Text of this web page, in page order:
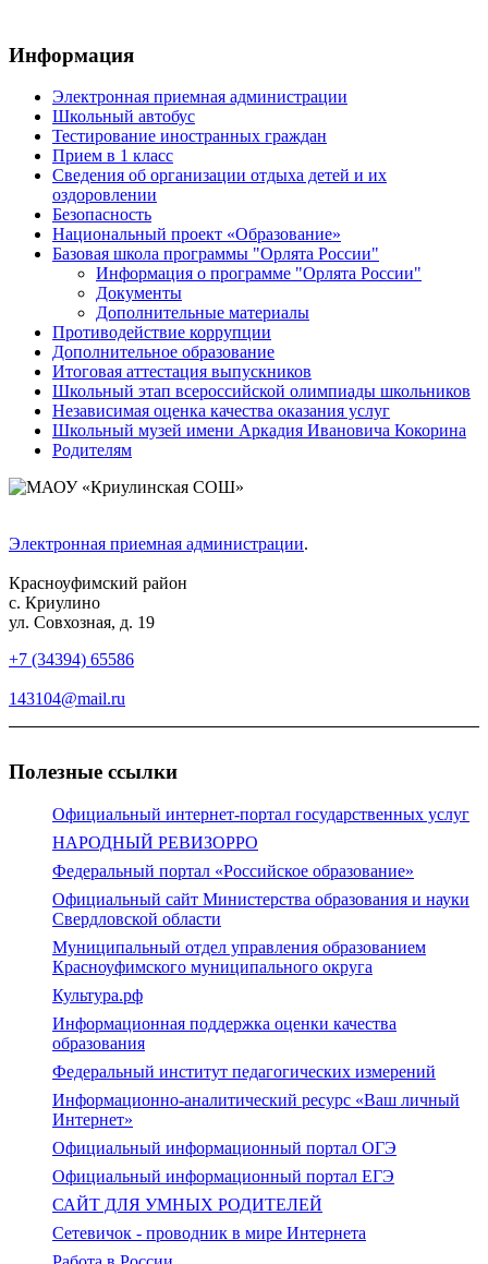
Информация
Электронная приемная администрации
Школьный автобус
Тестирование иностранных граждан
Прием в 1 класс
Сведения об организации отдыха детей и их
оздоровлении
Безопасность
Национальный проект «Образование»
Базовая школа программы "Орлята России"
Информация о программе "Орлята России"
Документы
Дополнительные материалы
Противодействие коррупции
Дополнительное образование
Итоговая аттестация выпускников
Школьный этап всероссийской олимпиады школьников
Независимая оценка качества оказания услуг
Школьный музей имени Аркадия Ивановича Кокорина
Родителям
Электронная приемная администрации.
Красноуфимский район
с. Криулино
ул. Совхозная, д. 19
+7 (34394) 65586
143104@mail.ru
Полезные ссылки
Официальный интернет-портал государственных услуг
НАРОДНЫЙ РЕВИЗОРРО
Федеральный портал «Российское образование»
Официальный сайт Министерства образования и науки
Свердловской области
Муниципальный отдел управления образованием
Красноуфимского муниципального округа
Культура.рф
Информационная поддержка оценки качества
образования
Федеральный институт педагогических измерений
Информационно-аналитический ресурс «Ваш личный
Интернет»
Официальный информационный портал ОГЭ
Официальный информационный портал ЕГЭ
САЙТ ДЛЯ УМНЫХ РОДИТЕЛЕЙ
Сетевичок - проводник в мире Интернета